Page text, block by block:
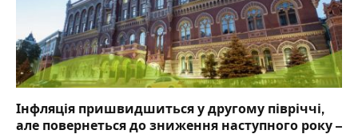
Інфляція пришвидшиться у другому півріччі,
але повернеться до зниження наступного року –